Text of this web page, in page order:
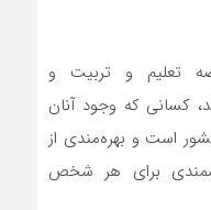
تعلیم و تربیت و
کسانی که وجود آنان
است و بهره‌مندی از
برای هر شخص